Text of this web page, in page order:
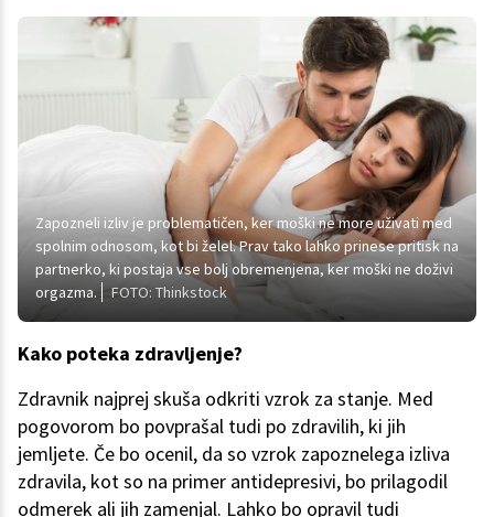
Zapozneli izliv je problematičen, ker moški ne more uživati med
spolnim odnosom, kot bi želel. Prav tako lahko prinese pritisk na
partnerko, ki postaja vse bolj obremenjena, ker moški ne doživi
orgazma.
FOTO: Thinkstock
Kako poteka zdravljenje?
Zdravnik najprej skuša odkriti vzrok za stanje. Med
pogovorom bo povprašal tudi po zdravilih, ki jih
jemljete. Če bo ocenil, da so vzrok zapoznelega izliva
zdravila, kot so na primer antidepresivi, bo prilagodil
odmerek ali jih zamenjal. Lahko bo opravil tudi